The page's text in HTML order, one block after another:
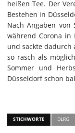
heißen Tee. Der
Bestehen in
Nach Angaben von
während Corona in
und sackte dadurch
so rasch als
Sommer und
Düsseldorf schon
STICHWORTE DLRG